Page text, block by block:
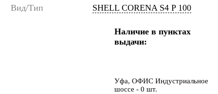
Вид/Тип
SHELL CORENA S4 P 100
Наличие в пунктах
выдачи:
Уфа, ОФИС Индустриальное
шоссе - 0 шт.